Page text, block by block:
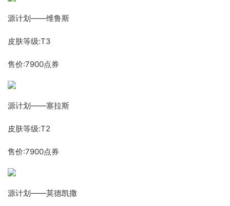
源计划——维鲁斯
皮肤等级:T3
售价:7900点券
源计划——塞拉斯
皮肤等级:T2
售价:7900点券
源计划——莫德凯撒